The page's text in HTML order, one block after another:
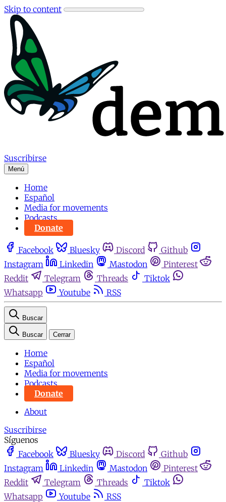
Skip to content
Suscribirse
Menú
Home
Español
Media for movements
Podcasts
Donate
Facebook Bluesky Discord
Github
Instagram
Linkedin Mastodon
Pinterest
Reddit
Telegram Threads
Tiktok
Whatsapp
Youtube RSS
Buscar
Buscar Cerrar
Home
Español
Media for movements
Podcasts
Donate
About
Suscribirse
Síguenos
Facebook
Bluesky Discord
Github
Instagram
Linkedin Mastodon
Pinterest
Reddit
Telegram Threads
Tiktok
Whatsapp
Youtube
RSS